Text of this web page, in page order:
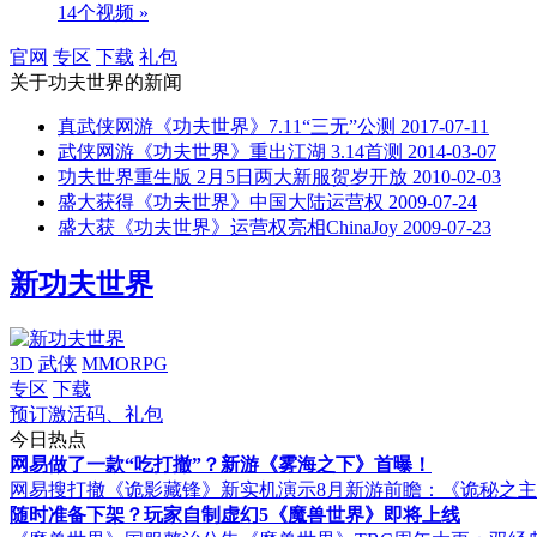
14个视频 »
官网 专区 下载 礼包
关于功夫世界的新闻
真武侠网游《功夫世界》7.11“三无”公测 2017-07-11
武侠网游《功夫世界》重出江湖 3.14首测 2014-03-07
功夫世界重生版 2月5日两大新服贺岁开放 2010-02-03
盛大获得《功夫世界》中国大陆运营权 2009-07-24
盛大获《功夫世界》运营权亮相ChinaJoy 2009-07-23
新功夫世界
3D 武侠 MMORPG
专区 下载
预订激活码、礼包
今日热点
网易做了一款“吃打撤”？新游《雾海之下》首曝！
网易搜打撤《诡影藏锋》新实机演示8月新游前瞻：《诡秘之
随时准备下架？玩家自制虚幻5《魔兽世界》即将上线